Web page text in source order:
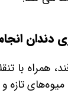
همراه با
میوه‌های